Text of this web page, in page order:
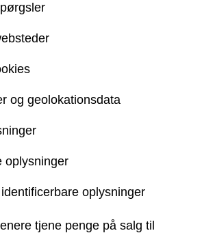
og geolokationsdata
oplysninger
oplysninger
tjene penge på salg til